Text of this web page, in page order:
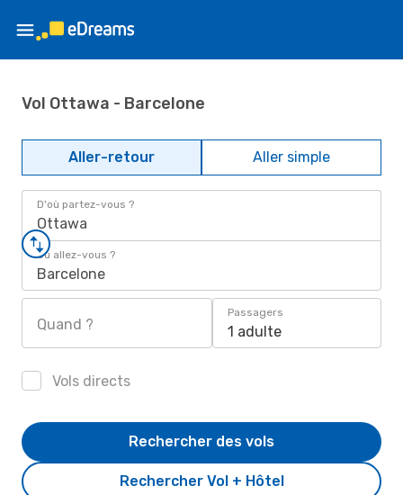
Vol Ottawa - Barcelone
Aller-retour Aller simple
D'où partez-vous ?
Ottawa
Où allez-vous ?
Barcelone
Quand ?
Passagers
1 adulte
Vols directs
Rechercher Vol + Hôtel
Rechercher des vols